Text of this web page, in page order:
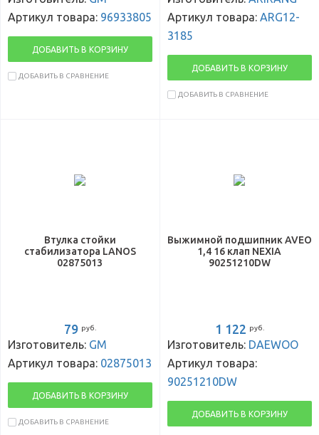
Артикул товара: 96933805
ДОБАВИТЬ В КОРЗИНУ
ДОБАВИТЬ В СРАВНЕНИЕ
Артикул товара: ARG12-
3185
ДОБАВИТЬ В КОРЗИНУ
ДОБАВИТЬ В СРАВНЕНИЕ
Втулка стойки
стабилизатора LANOS
02875013
79 руб.
Изготовитель: GM
Артикул товара: 02875013
ДОБАВИТЬ В КОРЗИНУ
ДОБАВИТЬ В СРАВНЕНИЕ
Выжимной подшипник AVEO
1,4 16 клап NEXIA
90251210DW
1 122 руб.
Изготовитель: DAEWOO
Артикул товара:
90251210DW
ДОБАВИТЬ В КОРЗИНУ